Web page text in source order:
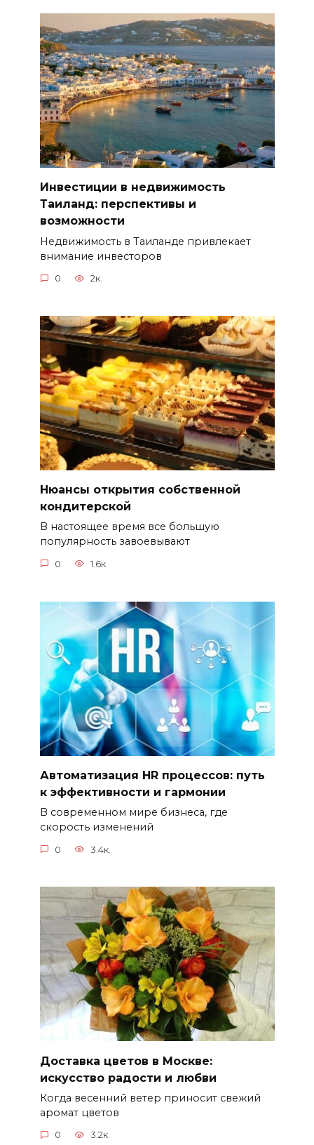
Инвестиции в недвижимость
Таиланд: перспективы и
возможности
Недвижимость в Таиланде привлекает
внимание инвесторов
0 2к.
Нюансы открытия собственной
кондитерской
В настоящее время все большую
популярность завоевывают
0 1.6к.
Автоматизация HR процессов: путь
к эффективности и гармонии
В современном мире бизнеса, где
скорость изменений
0 3.4к.
Доставка цветов в Москве:
искусство радости и любви
Когда весенний ветер приносит свежий
аромат цветов
0 3.2к.